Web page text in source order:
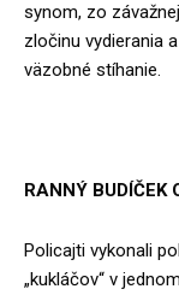
synom, zo
zločinu vydierania
väzobné stíhanie.
RANNÝ BUDÍČEK
Policajti vykonali
„kukláčov“ v